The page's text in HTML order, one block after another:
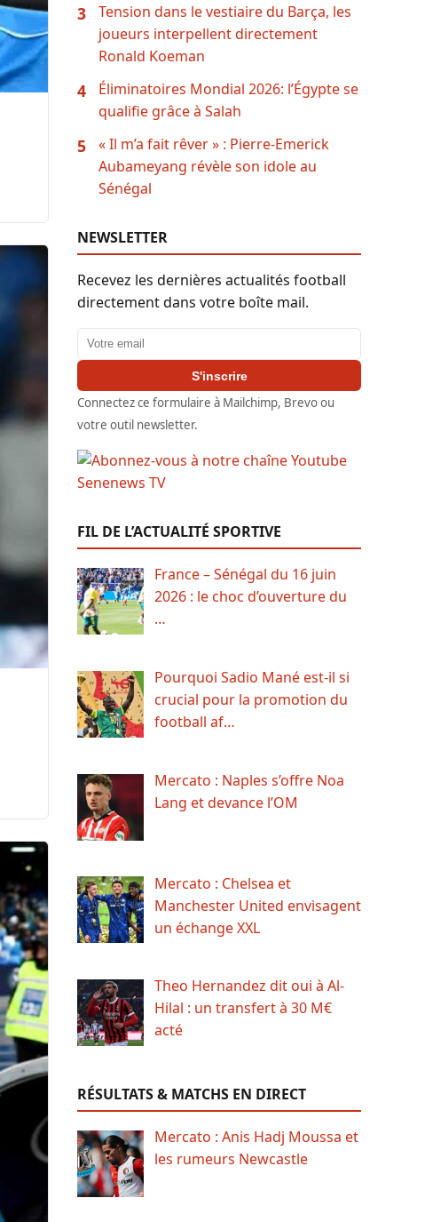
3
Tension dans le vestiaire du Barça, les
joueurs interpellent directement
Ronald Koeman
4
Éliminatoires Mondial 2026: l’Égypte se
qualifie grâce à Salah
5
« Il m’a fait rêver » : Pierre-Emerick
Aubameyang révèle son idole au
Sénégal
NEWSLETTER
Recevez les dernières actualités football
directement dans votre boîte mail.
Adresse email
S'inscrire
Connectez ce formulaire à Mailchimp, Brevo ou
votre outil newsletter.
FIL DE L’ACTUALITÉ SPORTIVE
France – Sénégal du 16 juin
2026 : le choc d’ouverture du
…
Pourquoi Sadio Mané est-il si
crucial pour la promotion du
football af…
Mercato : Naples s’offre Noa
Lang et devance l’OM
Mercato : Chelsea et
Manchester United envisagent
un échange XXL
Theo Hernandez dit oui à Al-
Hilal : un transfert à 30 M€
acté
RÉSULTATS & MATCHS EN DIRECT
Mercato : Anis Hadj Moussa et
les rumeurs Newcastle